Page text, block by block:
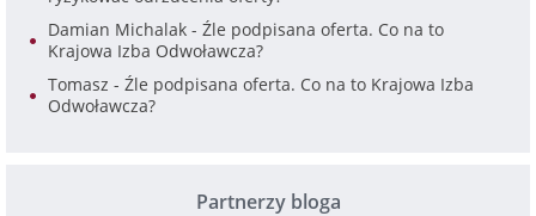
Damian Michalak - Źle podpisana oferta. Co na to
Krajowa Izba Odwoławcza?
Tomasz - Źle podpisana oferta. Co na to Krajowa Izba
Odwoławcza?
Partnerzy bloga